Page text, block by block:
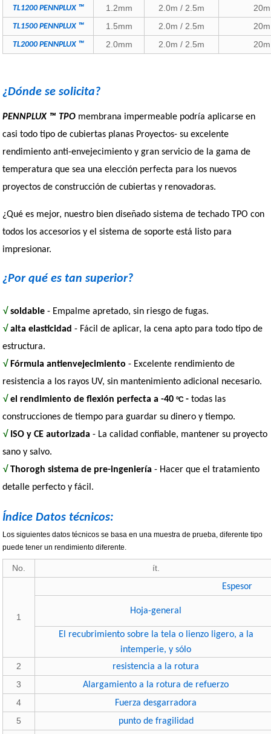
TL1200 PENNPLUX ™ 1.2mm 2.0m / 2.5m 20m
TL1500 PENNPLUX ™ 1.5mm 2.0m / 2.5m 20m
TL2000 PENNPLUX ™ 2.0mm 2.0m / 2.5m 20m
¿Dónde se solicita?
PENNPLUX ™ TPO membrana impermeable podría aplicarse en
casi todo tipo de cubiertas planas Proyectos- su excelente
rendimiento anti-envejecimiento y gran servicio de la gama de
temperatura que sea una elección perfecta para los nuevos
proyectos de construcción de cubiertas y renovadoras.
¿Qué es mejor, nuestro bien diseñado sistema de techado TPO con
todos los accesorios y el sistema de soporte está listo para
impresionar.
¿Por qué es tan superior?
√soldable- Empalme apretado, sin riesgo de fugas.
√alta elasticidad- Fácil de aplicar, la cena apto para todo tipo de
estructura.
√Fórmula antienvejecimiento- Excelente rendimiento de
resistencia a los rayos UV, sin mantenimiento adicional necesario.
√el rendimiento de flexión perfecta a -40ºC-todas las
construcciones de tiempo para guardar su dinero y tiempo.
√ ISO y CE autorizada- La calidad confiable, mantener su proyecto
sano y salvo.
√Thorogh sistema de pre-ingeniería- Hacer que el tratamiento
detalle perfecto y fácil.
Índice Datos técnicos:
Los siguientes datos técnicos se basa en una muestra de prueba, diferente tipo
puede tener un rendimiento diferente.
No. ít.
1
Espesor
Hoja-general
El recubrimiento sobre la tela o lienzo ligero, a la
intemperie, y sólo
2
resistencia a la rotura
3
Alargamiento a la rotura de refuerzo
4
Fuerza desgarradora
5
punto de fragilidad